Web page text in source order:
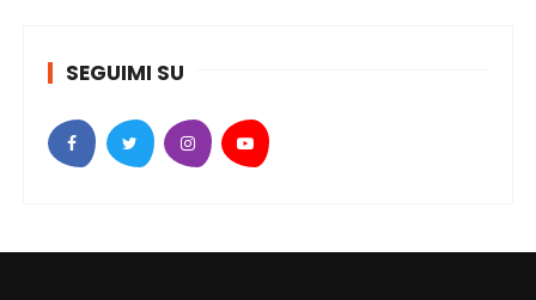
SEGUIMI SU